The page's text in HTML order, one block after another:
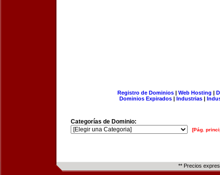
Registro de Dominios| Web Hosting |
Dominios Expirados | Industrias |
Categorías de Dominio:
[Pág.
** Precios